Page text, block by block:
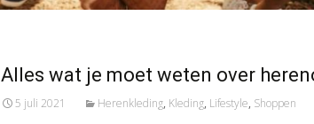
Alles wat je moet weten over
5 juli 2021 Herenkleding, Kleding, Lifestyle, Shoppen